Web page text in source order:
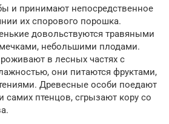
и принимают непосредственное
их спорового порошка.
довольствуются травяными
небольшими плодами.
в лесных частях с
они питаются фруктами,
Древесные особи поедают
самих птенцов, сгрызают кору со